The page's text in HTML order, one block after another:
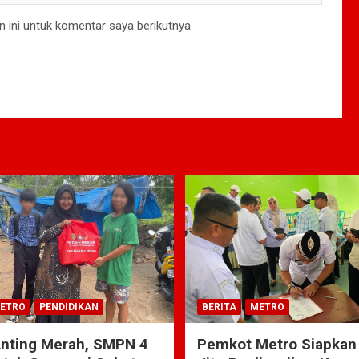
ini untuk komentar saya berikutnya.
PENDIDIKAN
Merah, SMPN 4
BERITA METRO
Pemkot Metro